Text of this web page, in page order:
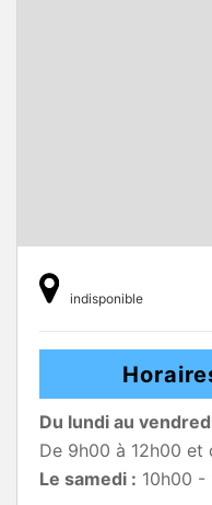
indisponible
Du lundi au
De 9h00 à 12h00 et
Le samedi : 10h00 -